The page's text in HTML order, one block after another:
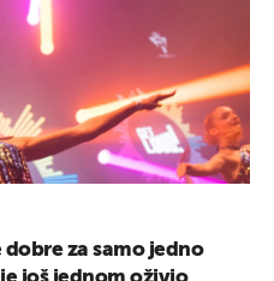
dobre za samo jedno